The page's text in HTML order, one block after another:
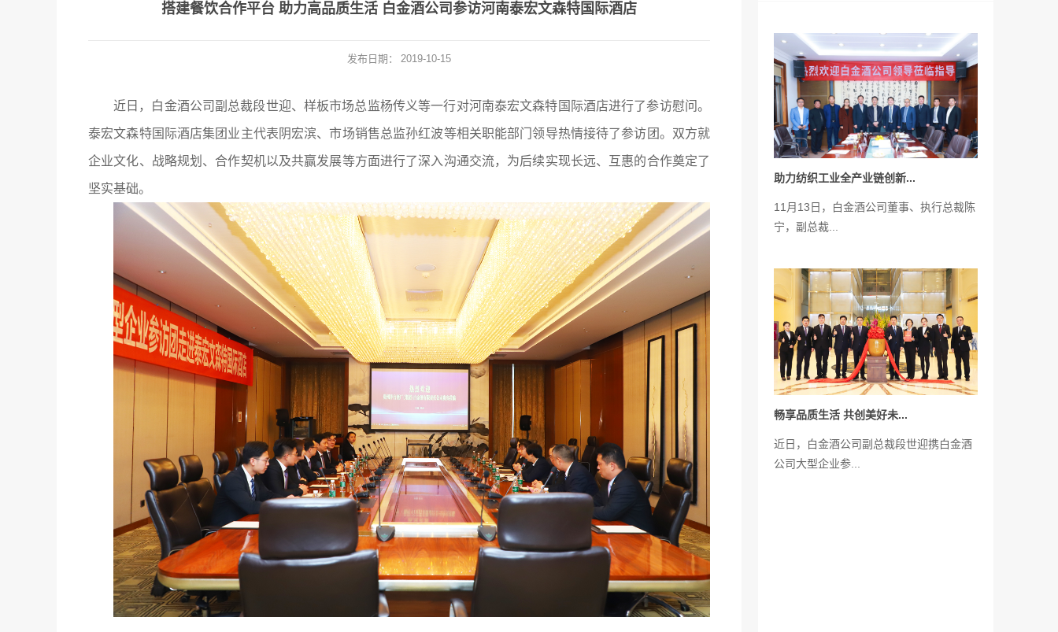
搭建餐饮合作平台 助力高品质生活 白金酒公司参访河南泰宏文森特国际酒店
发布日期： 2019-10-15
近日，白金酒公司副总裁段世迎、样板市场总监杨传义等一行对河南泰宏文森特国际酒店进行了参访慰问。
泰宏文森特国际酒店集团业主代表阴宏滨、市场销售总监孙红波等相关职能部门领导热情接待了参访团。双方就
企业文化、战略规划、合作契机以及共赢发展等方面进行了深入沟通交流，为后续实现长远、互惠的合作奠定了
坚实基础。
助力纺织工业全产业链创新...
11月13日，白金酒公司董事、执行总裁陈
宁，副总裁...
畅享品质生活 共创美好未...
近日，白金酒公司副总裁段世迎携白金酒
公司大型企业参...